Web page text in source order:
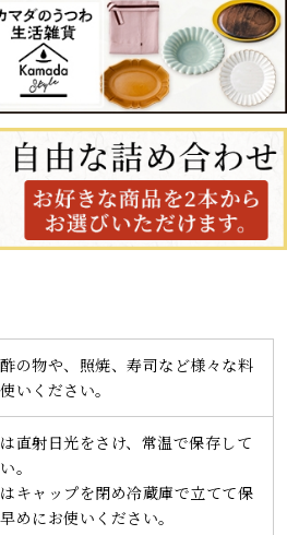
の物や、照焼、寿司など様々な料
いください。
直射日光をさけ、常温で保存して
。
キャップを閉め冷蔵庫で立てて保
めにお使いください。